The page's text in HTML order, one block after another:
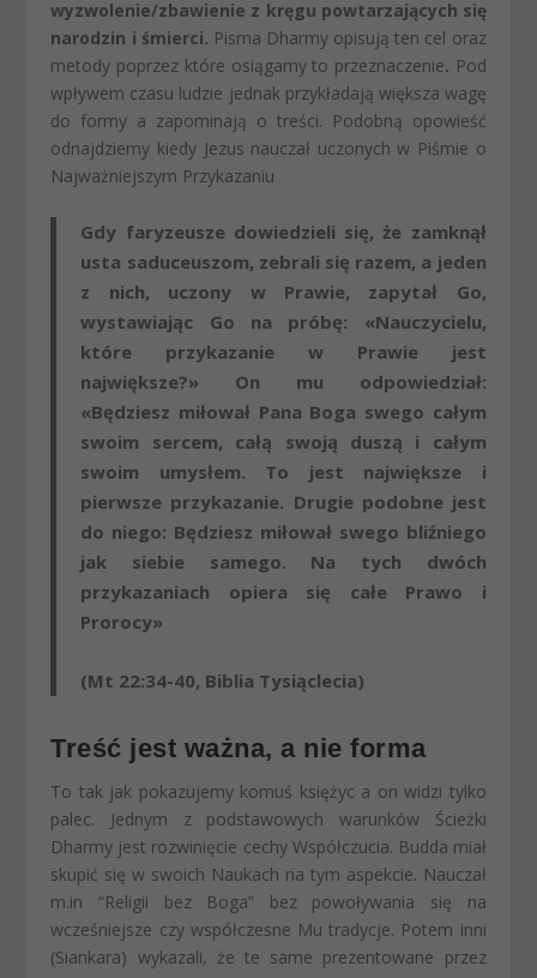
wyzwolenie/zbawienie z kręgu powtarzających się
narodzin i śmierci. Pisma Dharmy opisują ten cel oraz
metody poprzez które osiągamy to przeznaczenie. Pod
wpływem czasu ludzie jednak przykładają większa wagę
do formy a zapominają o treści. Podobną opowieść
odnajdziemy kiedy Jezus nauczał uczonych w Piśmie o
Najważniejszym Przykazaniu
Gdy faryzeusze dowiedzieli się, że zamknął
usta saduceuszom, zebrali się razem, a jeden
z nich, uczony w Prawie, zapytał Go,
wystawiając Go na próbę: «Nauczycielu,
które przykazanie w Prawie jest
największe?» On mu odpowiedział:
«Będziesz miłował Pana Boga swego całym
swoim sercem, całą swoją duszą i całym
swoim umysłem. To jest największe i
pierwsze przykazanie. Drugie podobne jest
do niego: Będziesz miłował swego bliźniego
jak siebie samego. Na tych dwóch
przykazaniach opiera się całe Prawo i
Prorocy»
(Mt 22:34-40, Biblia Tysiąclecia)
Treść jest ważna, a nie forma
To tak jak pokazujemy komuś księżyc a on widzi tylko
palec. Jednym z podstawowych warunków Ścieżki
Dharmy jest rozwinięcie cechy Współczucia. Budda miał
skupić się w swoich Naukach na tym aspekcie. Nauczał
m.in “Religii bez Boga” bez powoływania się na
wcześniejsze czy współczesne Mu tradycje. Potem inni
(Siankara) wykazali, że te same prezentowane przez